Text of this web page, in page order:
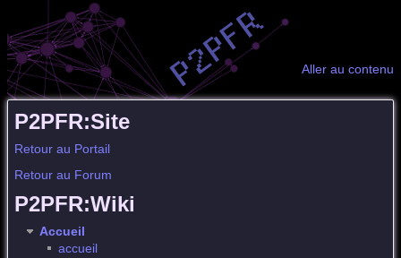
Aller au contenu
P2PFR:Site
Retour au Portail
Retour au Forum
P2PFR:Wiki
Accueil
accueil